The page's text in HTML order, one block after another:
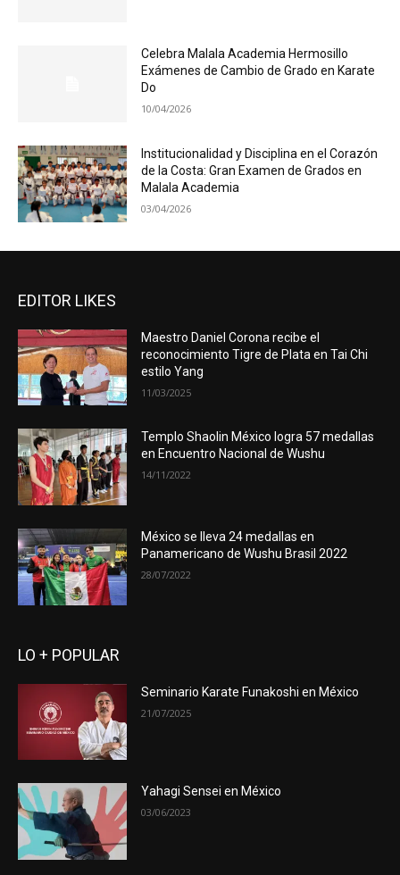
Celebra Malala Academia Hermosillo
Exámenes de Cambio de Grado en Karate
Do
10/04/2026
Institucionalidad y Disciplina en el Corazón
de la Costa: Gran Examen de Grados en
Malala Academia
03/04/2026
EDITOR LIKES
Maestro Daniel Corona recibe el
reconocimiento Tigre de Plata en Tai Chi
estilo Yang
11/03/2025
Templo Shaolin México logra 57 medallas
en Encuentro Nacional de Wushu
14/11/2022
México se lleva 24 medallas en
Panamericano de Wushu Brasil 2022
28/07/2022
LO + POPULAR
Seminario Karate Funakoshi en México
21/07/2025
Yahagi Sensei en México
03/06/2023